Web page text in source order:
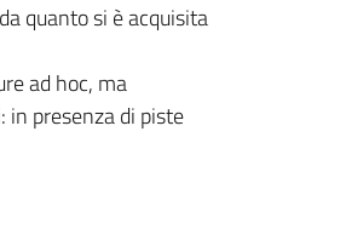
quanto si è acquisita
ad hoc, ma
in presenza di piste